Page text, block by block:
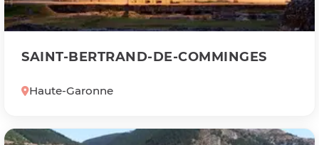
SAINT-BERTRAND-DE-COMMINGES
Haute-Garonne